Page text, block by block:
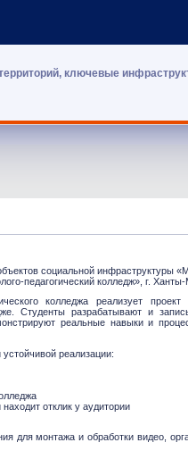
ключевые
социальной инфраструктуры
педагогический колледж», г. Ханты-
колледжа реализует
Студенты разрабатывают и
реальные навыки и
реализации:
отклик у аудитории
для монтажа и обработки видео,